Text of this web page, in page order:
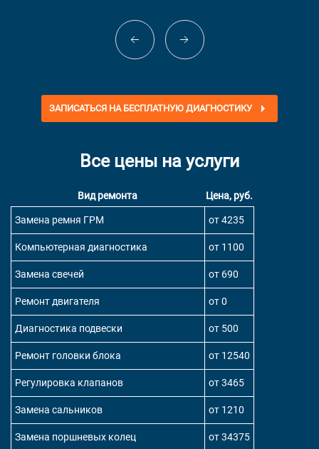
ЗАПИСАТЬСЯ НА БЕСПЛАТНУЮ ДИАГНОСТИКУ
Все цены на услуги
Вид ремонта
Цена, руб.
Замена ремня ГРМ
от 4235
Компьютерная диагностика от 1100
Замена свечей от 690
Ремонт двигателя от 0
Диагностика подвески от 500
Ремонт головки блока от 12540
Регулировка клапанов от 3465
Замена сальников от 1210
Замена поршневых колец от 34375